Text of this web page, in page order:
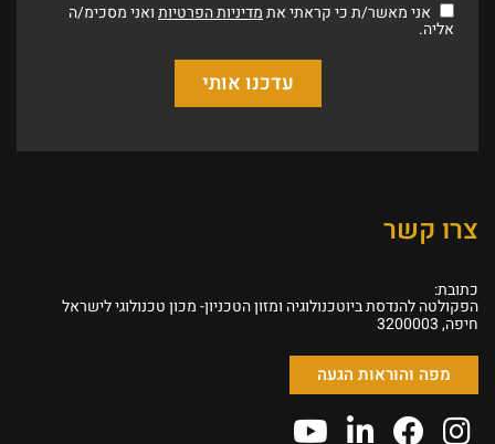
אני מאשר/ת כי קראתי את מדיניות הפרטיות ואני מסכימ/ה
אליה.
צרו קשר
כתובת:
הפקולטה להנדסת ביוטכנולוגיה ומזון הטכניון- מכון טכנולוגי לישראל
חיפה, 3200003
מפה והוראות הגעה